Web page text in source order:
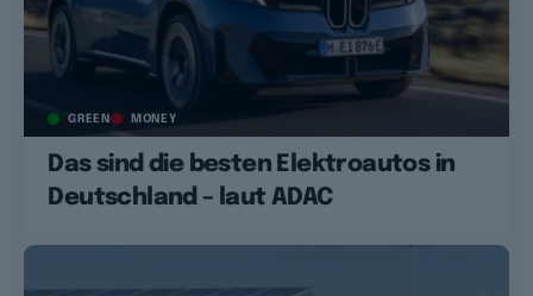
GREEN MONEY
Das sind die besten Elektroautos in
Deutschland – laut ADAC